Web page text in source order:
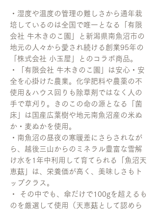
・湿度や温度の管理の難しさから通年栽
培しているのは全国で唯一となる「有限
会社 牛木きのこ園」と新潟県南魚沼市の
地元の人々から愛され続ける創業95年の
「株式会社 小玉屋」とのコラボ商品。
・「有限会社 牛木きのこ園」は安心・安
全を心掛けた農業。化学肥料や農薬の不
使用＆ハウス回りも除草剤ではなく人の
手で草刈り。きのこの命の源となる「菌
床」は国産広葉樹や地元南魚沼産の米ぬ
か・麦ぬかを使用。
・南魚沼の昼夜の寒暖差にさらされなが
ら、越後三山からのミネラル豊富な雪解
け水を1年中利用して育てられる「魚沼天
恵菇」は、栄養価が高く、美味しさもト
ップクラス。
・ その中でも、傘だけで100gを超えるも
のを厳選して使用（天恵菇として認めら